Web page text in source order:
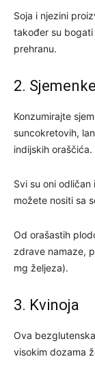
Soja i njezini
također su
prehranu.
2.
Konzumirajte
suncokretovih,
indijskih oraščića.
Svi su oni
možete nositi sa
Od orašastih
zdrave namaze,
mg željeza).
3. Kvinoja
Ova
visokim dozama